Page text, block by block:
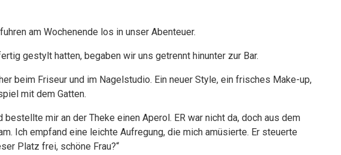
am Wochenende los in unser Abenteuer.
gestylt hatten, begaben wir uns getrennt hinunter zur Bar.
beim Friseur und im Nagelstudio. Ein neuer Style, ein frisches Make-up,
mit dem Gatten.
mir an der Theke einen Aperol. ER war nicht da, doch aus dem
Ich empfand eine leichte Aufregung, die mich amüsierte. Er steuerte
Platz frei, schöne Frau?“